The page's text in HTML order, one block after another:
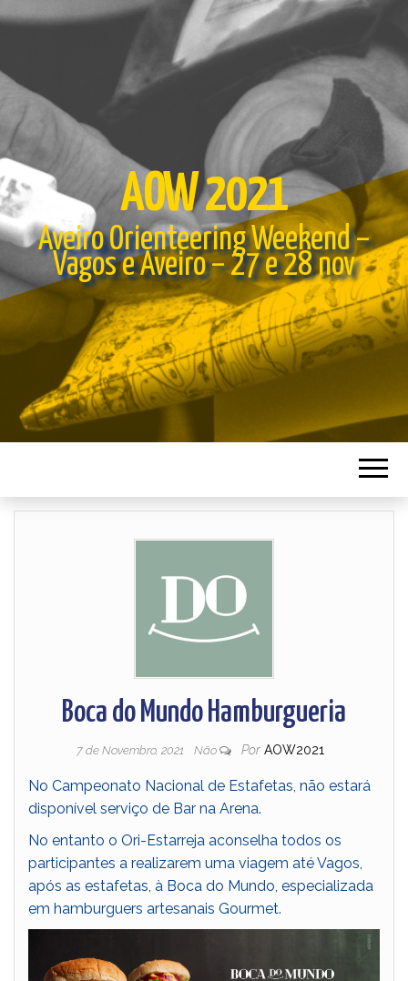
AOW 2021
Aveiro Orienteering Weekend –
Vagos e Aveiro – 27 e 28 nov
Boca do Mundo Hamburgueria
7 de Novembro, 2021 Não Por AOW2021
No Campeonato Nacional de Estafetas, não estará
disponível serviço de Bar na Arena.
No entanto o Ori-Estarreja aconselha todos os
participantes a realizarem uma viagem até Vagos,
após as estafetas, à Boca do Mundo, especializada
em hamburguers artesanais Gourmet.